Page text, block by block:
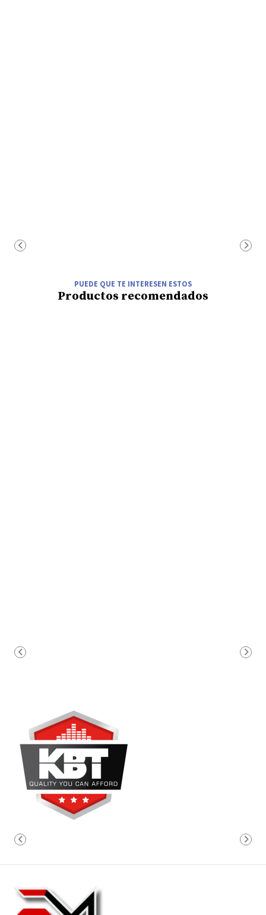
PUEDE QUE TE INTERESEN ESTOS
Productos recomendados